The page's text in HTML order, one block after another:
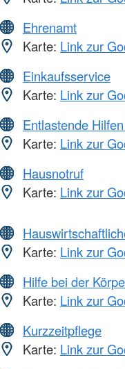
Ehrenamt
Karte: Link zur
Einkaufsservice
Karte: Link zur
Entlastende
Karte: Link zur
Hausnotruf
Karte: Link zur
Karte: Link zur
Hilfe bei der
Karte: Link zur
Kurzzeitpflege
Karte: Link zur